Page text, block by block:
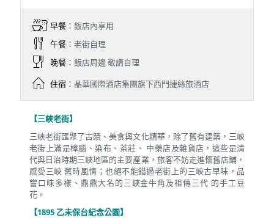
早餐：飯店內享用
午餐：老街自理
晚餐：飯店周邊 敬請自理
住宿：晶華國際酒店集團旗下西門捷絲旅酒店
【三峽老街】
三峽老街匯聚了古蹟、美食與文化精華，除了舊有建築，三峽
老街上滿是樟腦、染布、茶莊、 中藥店及雜貨店，這些是清
代與日治時期三峽地區的主要產業，旅客不妨走進懷舊店鋪，
感受三峽 舊時風情；也絕不能錯過老街上的三峽古早味，品
嘗口味多樣、鼎鼎大名的三峽金牛角及祖傳三代 的手工豆
花。
【1895 乙未保台紀念公園】